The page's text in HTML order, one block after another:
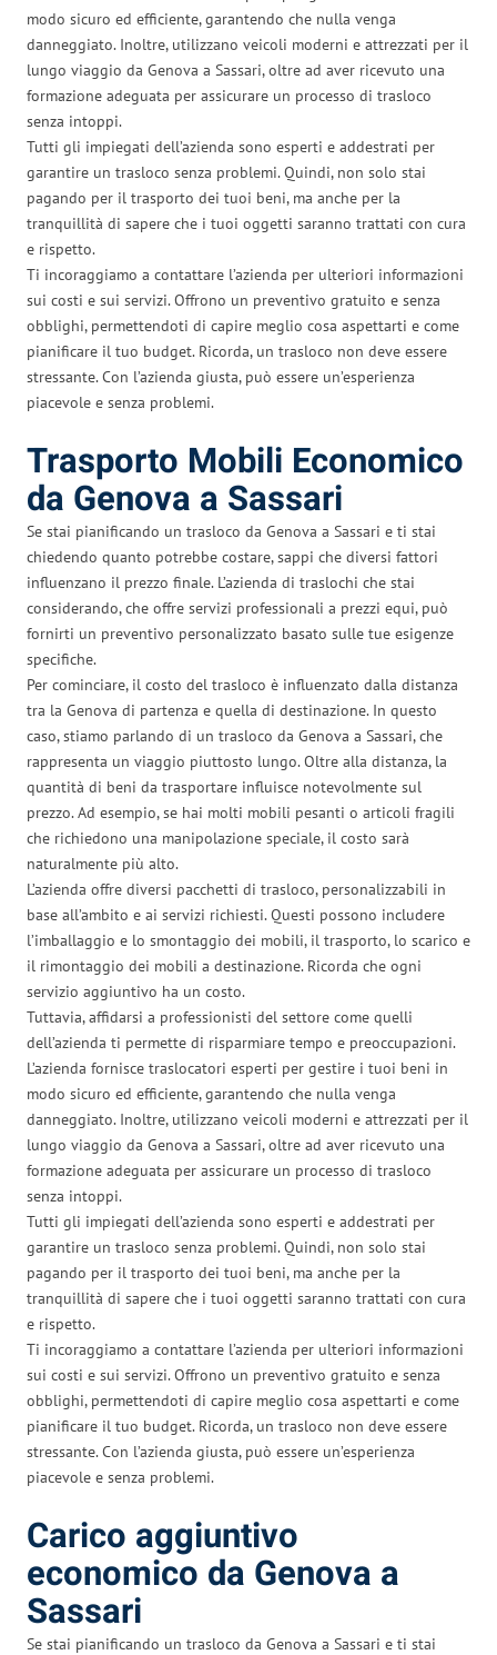
modo sicuro ed efficiente, garantendo che nulla venga
danneggiato. Inoltre, utilizzano veicoli moderni e attrezzati per il
lungo viaggio da Genova a Sassari, oltre ad aver ricevuto una
formazione adeguata per assicurare un processo di trasloco
senza intoppi.
Tutti gli impiegati dell’azienda sono esperti e addestrati per
garantire un trasloco senza problemi. Quindi, non solo stai
pagando per il trasporto dei tuoi beni, ma anche per la
tranquillità di sapere che i tuoi oggetti saranno trattati con cura
e rispetto.
Ti incoraggiamo a contattare l’azienda per ulteriori informazioni
sui costi e sui servizi. Offrono un preventivo gratuito e senza
obblighi, permettendoti di capire meglio cosa aspettarti e come
pianificare il tuo budget. Ricorda, un trasloco non deve essere
stressante. Con l’azienda giusta, può essere un’esperienza
piacevole e senza problemi.
Trasporto Mobili Economico
da Genova a Sassari
Se stai pianificando un trasloco da Genova a Sassari e ti stai
chiedendo quanto potrebbe costare, sappi che diversi fattori
influenzano il prezzo finale. L’azienda di traslochi che stai
considerando, che offre servizi professionali a prezzi equi, può
fornirti un preventivo personalizzato basato sulle tue esigenze
specifiche.
Per cominciare, il costo del trasloco è influenzato dalla distanza
tra la Genova di partenza e quella di destinazione. In questo
caso, stiamo parlando di un trasloco da Genova a Sassari, che
rappresenta un viaggio piuttosto lungo. Oltre alla distanza, la
quantità di beni da trasportare influisce notevolmente sul
prezzo. Ad esempio, se hai molti mobili pesanti o articoli fragili
che richiedono una manipolazione speciale, il costo sarà
naturalmente più alto.
L’azienda offre diversi pacchetti di trasloco, personalizzabili in
base all’ambito e ai servizi richiesti. Questi possono includere
l’imballaggio e lo smontaggio dei mobili, il trasporto, lo scarico e
il rimontaggio dei mobili a destinazione. Ricorda che ogni
servizio aggiuntivo ha un costo.
Tuttavia, affidarsi a professionisti del settore come quelli
dell’azienda ti permette di risparmiare tempo e preoccupazioni.
L’azienda fornisce traslocatori esperti per gestire i tuoi beni in
modo sicuro ed efficiente, garantendo che nulla venga
danneggiato. Inoltre, utilizzano veicoli moderni e attrezzati per il
lungo viaggio da Genova a Sassari, oltre ad aver ricevuto una
formazione adeguata per assicurare un processo di trasloco
senza intoppi.
Tutti gli impiegati dell’azienda sono esperti e addestrati per
garantire un trasloco senza problemi. Quindi, non solo stai
pagando per il trasporto dei tuoi beni, ma anche per la
tranquillità di sapere che i tuoi oggetti saranno trattati con cura
e rispetto.
Ti incoraggiamo a contattare l’azienda per ulteriori informazioni
sui costi e sui servizi. Offrono un preventivo gratuito e senza
obblighi, permettendoti di capire meglio cosa aspettarti e come
pianificare il tuo budget. Ricorda, un trasloco non deve essere
stressante. Con l’azienda giusta, può essere un’esperienza
piacevole e senza problemi.
Carico aggiuntivo
economico da Genova a
Sassari
Se stai pianificando un trasloco da Genova a Sassari e ti stai